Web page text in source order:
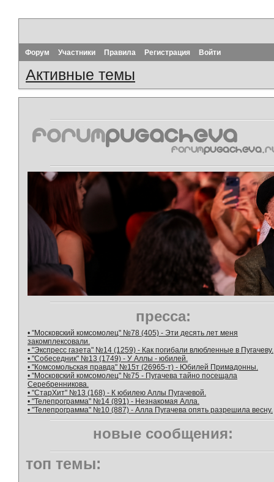
Форум Участники Правила Регистрация Войти
Активные темы
пресса:
• "Московский комсомолец" №78 (405) - Эти десять лет меня
закомплексовали.
• "Экспресс газета" №14 (1259) - Как погибали влюбленные в Пугачеву.
• "Собеседник" №13 (1749) - У Аллы - юбилей.
• "Комсомольская правда" №15т (26965-т) - Юбилей Примадонны.
• "Московский комсомолец" №75 - Пугачева тайно посещала
Серебренникова.
• "СтарХит" №13 (168) - К юбилею Аллы Пугачевой.
• "Телепрограмма" №14 (891) - Незнакомая Алла.
• "Телепрограмма" №10 (887) - Алла Пугачева опять разрешила весну.
новые сообщения:
топ темы: